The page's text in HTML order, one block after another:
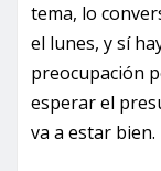
tema, lo
el lunes, y sí
preocupación
esperar el
va a estar bien.